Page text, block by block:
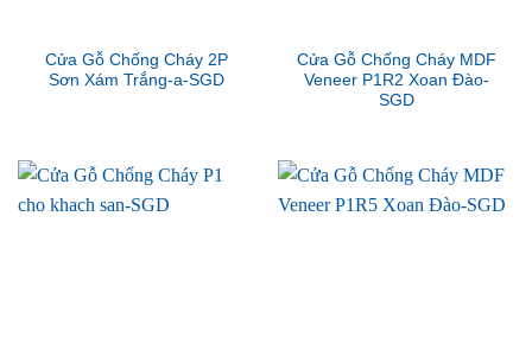
Cửa Gỗ Chống Cháy 2P
Sơn Xám Trắng-a-SGD
Cửa Gỗ Chống Cháy MDF
Veneer P1R2 Xoan Đào-
SGD